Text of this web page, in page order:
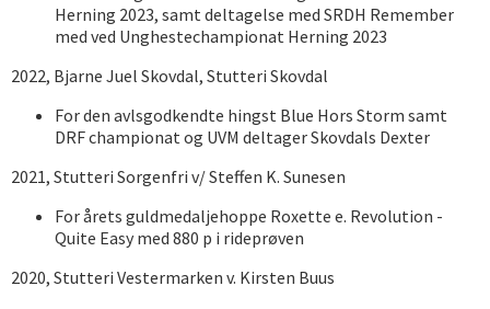
Herning 2023, samt deltagelse med SRDH Remember
med ved Unghestechampionat Herning 2023
2022, Bjarne Juel Skovdal, Stutteri Skovdal
For den avlsgodkendte hingst Blue Hors Storm samt
DRF championat og UVM deltager Skovdals Dexter
2021, Stutteri Sorgenfri v/ Steffen K. Sunesen
For årets guldmedaljehoppe Roxette e. Revolution -
Quite Easy med 880 p i rideprøven
2020, Stutteri Vestermarken v. Kirsten Buus